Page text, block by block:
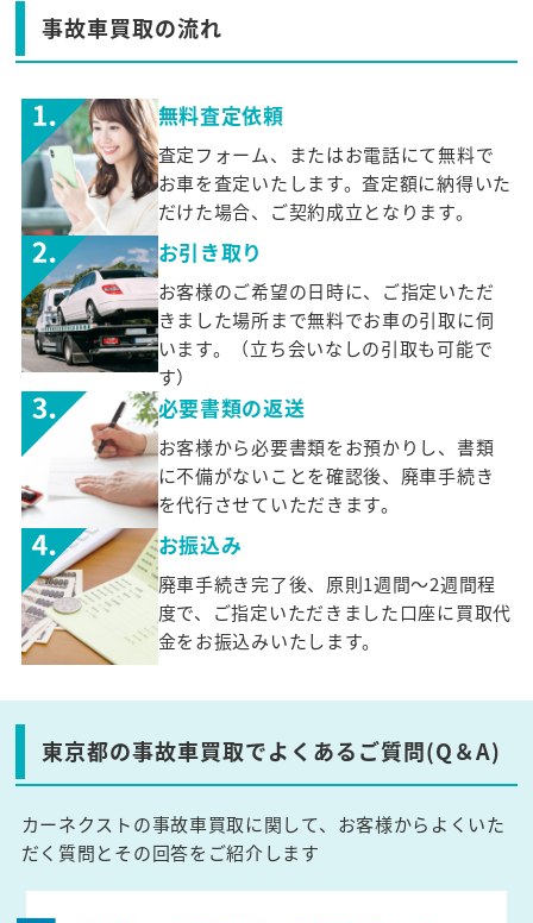
事故車買取の流れ
無料査定依頼
査定フォーム、またはお電話にて無料で
お車を査定いたします。査定額に納得いた
だけた場合、ご契約成立となります。
お引き取り
お客様のご希望の日時に、ご指定いただ
きました場所まで無料でお車の引取に伺
います。（立ち会いなしの引取も可能で
す）
必要書類の返送
お客様から必要書類をお預かりし、書類
に不備がないことを確認後、廃車手続き
を代行させていただきます。
お振込み
廃車手続き完了後、原則1週間～2週間程
度で、ご指定いただきました口座に買取代
金をお振込みいたします。
東京都の事故車買取でよくあるご質問(Q＆A)
カーネクストの事故車買取に関して、お客様からよくいた
だく質問とその回答をご紹介します